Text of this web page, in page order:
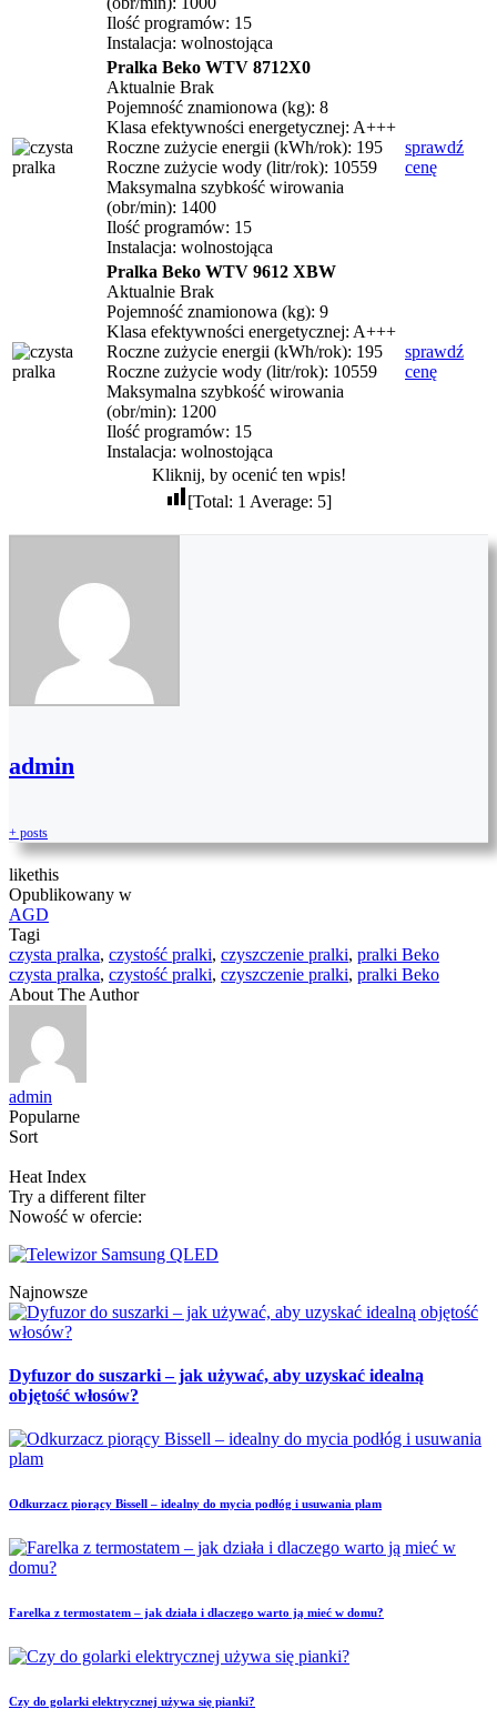
Ilość programów: 15
Instalacja: wolnostojąca
Pralka Beko WTV 8712X0
Aktualnie Brak
Pojemność znamionowa (kg): 8
Klasa efektywności energetycznej: A+++
Roczne zużycie energii (kWh/rok): 195
Roczne zużycie wody (litr/rok): 10559
Maksymalna szybkość wirowania
(obr/min): 1400
Ilość programów: 15
Instalacja: wolnostojąca
sprawdź
cenę
Pralka Beko WTV 9612 XBW
Aktualnie Brak
Pojemność znamionowa (kg): 9
Klasa efektywności energetycznej: A+++
Roczne zużycie energii (kWh/rok): 195
Roczne zużycie wody (litr/rok): 10559
Maksymalna szybkość wirowania
(obr/min): 1200
Ilość programów: 15
Instalacja: wolnostojąca
sprawdź
cenę
Kliknij, by ocenić ten wpis!
[Total: 1 Average: 5]
admin
+ posts
likethis
Opublikowany w
AGD
Tagi
czysta pralka, czystość pralki, czyszczenie pralki, pralki Beko
czysta pralka, czystość pralki, czyszczenie pralki, pralki Beko
About The Author
admin
Popularne
Sort
Heat Index
Try a different filter
Nowość w ofercie:
Najnowsze
Dyfuzor do suszarki – jak używać, aby uzyskać idealną
objętość włosów?
Odkurzacz piorący Bissell – idealny do mycia podłóg i usuwania plam
Farelka z termostatem – jak działa i dlaczego warto ją mieć w domu?
Czy do golarki elektrycznej używa się pianki?